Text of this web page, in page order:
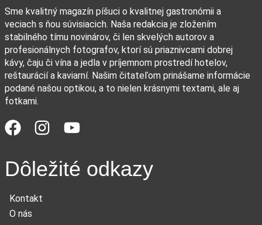
Sme kvalitný magazín píšuci o kvalitnej gastronómii a
veciach s ňou súvisiacich. Naša redakcia je zložením
stabilného tímu novinárov, či len skvelých autorov a
profesionálnych fotografov, ktorí sú priaznivcami dobrej
kávy, čaju či vína a jedla v príjemnom prostredí hotelov,
reštaurácií a kaviarní. Našim čitateľom prinášame informácie
podané našou optikou, a to nielen krásnymi textami, ale aj
fotkami.
Dôležité odkazy
Kontakt
O nás